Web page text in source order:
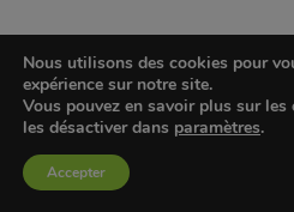
Nous utilisons des cookies pour
expérience sur notre site.
Vous pouvez en savoir plus sur
les désactiver dans paramètres.
Accepter